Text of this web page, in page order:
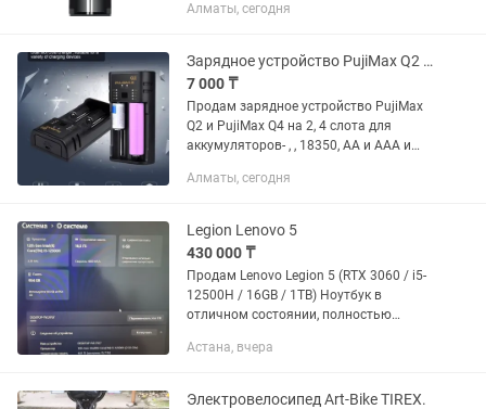
18650; 18490; 18350; 17355; 17670;
Алматы, сегодня
Зарядное устройство PujiMax Q2 и PujiMax Q4 на 2, 4 слота
7 000 ₸
Продам зарядное устройство PujiMax
Q2 и PujiMax Q4 на 2, 4 слота для
аккумуляторов- , , 18350, AA и AAA и
использовалось, в фирменной
Алматы, сегодня
Legion Lenovo 5
430 000 ₸
Продам Lenovo Legion 5 (RTX 3060 / i5-
12500H / 16GB / 1TB) Ноутбук в
отличном состоянии, полностью
для учебы, работы и игр. Ничего не
Астана, вчера
Электровелосипед Art-Bike TIREX.